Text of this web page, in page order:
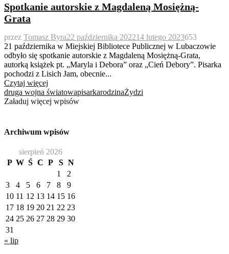
Spotkanie autorskie z Magdaleną Mosiężną-
Grata
przez Tomasz Byra22 października 202214 lutego 2023653
21 października w Miejskiej Bibliotece Publicznej w Lubaczowie
odbyło się spotkanie autorskie z Magdaleną Mosiężną-Grata,
autorką książek pt. „Maryla i Debora” oraz „Cień Debory”. Pisarka
pochodzi z Lisich Jam, obecnie...
Czytaj więcej
druga wojna światowapisarkarodzinaŻydzi
Załaduj więcej wpisów
Archiwum wpisów
sierpień 2026
P W Ś C P S N
1
2
3
4 5 6 7 8
9
10 11 12 13 14 15 16
17 18 19 20 21 22 23
24 25 26 27 28 29 30
31
« lip